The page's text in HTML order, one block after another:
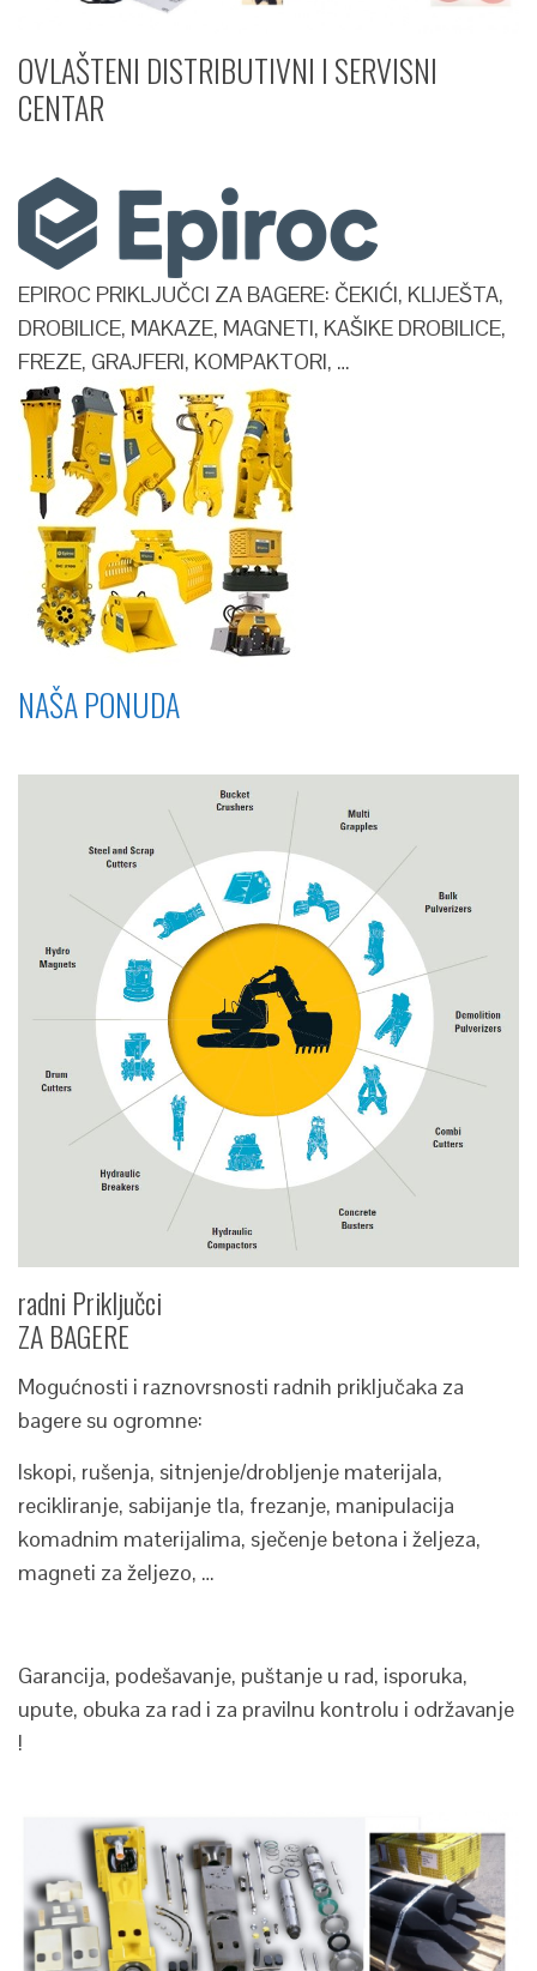
OVLAŠTENI DISTRIBUTIVNI I SERVISNI
CENTAR​
EPIROC PRIKLJUČCI ZA BAGERE: ČEKIĆI, KLIJEŠTA,
DROBILICE, MAKAZE, MAGNETI, KAŠIKE DROBILICE,
FREZE, GRAJFERI, KOMPAKTORI, …
NAŠA PONUDA
radni Priključci
ZA BAGERE
Mogućnosti i raznovrsnosti radnih priključaka za
bagere su ogromne:
Iskopi, rušenja, sitnjenje/drobljenje materijala,
recikliranje, sabijanje tla, frezanje, manipulacija
komadnim materijalima, sječenje betona i željeza,
magneti za željezo, …
Garancija, podešavanje, puštanje u rad, isporuka,
upute, obuka za rad i za pravilnu kontrolu i održavanje
!